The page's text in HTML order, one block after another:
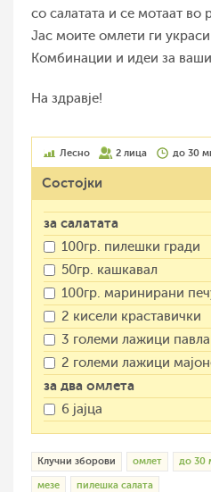
со салатата и се мотаат во
Јас моите омлети ги
Комбинации и идеи за
На здравје!
Лесно 2 лица до 30
Состојки
за салатата
100гр. пилешки гради
50гр. кашкавал
100гр. маринирани
2 кисели краставички
3 големи лажици
2 големи лажици
за два омлета
6 јајца
Клучни зборови омлет до 30
мезе пилешка салата